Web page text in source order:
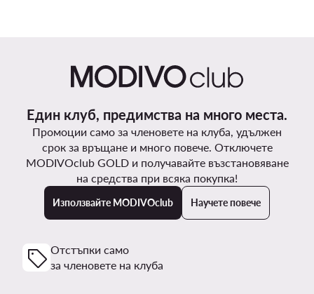
Един клуб, предимства на много места.
Промоции само за членовете на клуба, удължен
срок за връщане и много повече. Отключете
MODIVOclub GOLD и получавайте възстановяване
на средства при всяка покупка!
Използвайте MODIVOclub Научете повече
Отстъпки само
за членовете на клуба